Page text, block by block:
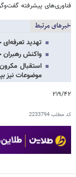
فناوری‌های پیشرفته
خبرهای مرتبط
تهدید
واکنش رهبران
استقبال مکرون
موضوعات نیز
۲۱۹/۴۲
کد مطلب2233794